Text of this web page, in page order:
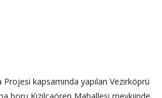
Projesi kapsamında yapılan Vezirköprü